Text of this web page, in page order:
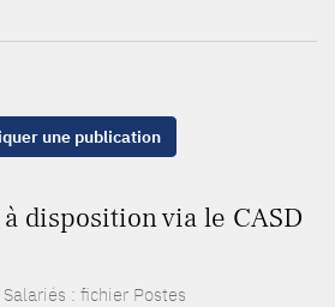
une publication
disposition via le CASD
: fichier Postes